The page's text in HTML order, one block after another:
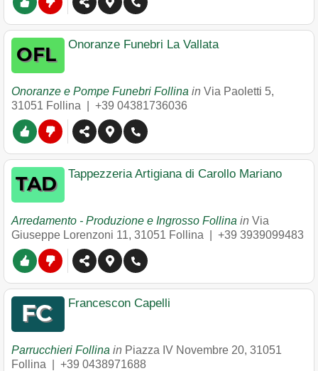
Onoranze Funebri La Vallata
Onoranze e Pompe Funebri Follina in Via Paoletti 5,
31051 Follina +39 04381736036
Tappezzeria Artigiana di Carollo Mariano
Arredamento - Produzione e Ingrosso Follina in Via
Giuseppe Lorenzoni 11, 31051 Follina +39 3939099483
Francescon Capelli
Parrucchieri Follina in Piazza IV Novembre 20, 31051
Follina
+39 0438971688